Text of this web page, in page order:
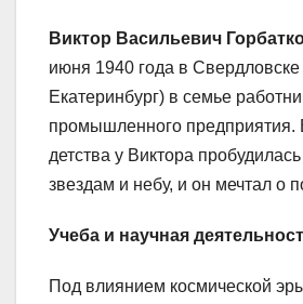
Виктор Васильевич
июня 1940 года в
Екатеринбург) в семье
промышленного предприятия.
детства у Виктора
звездам и небу, и он мечтал о
Учеба и научная
Под влиянием космической